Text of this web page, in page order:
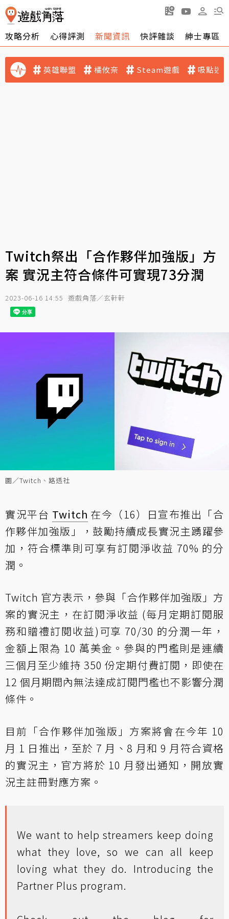
攻略分析 心得評測 新聞資訊 快評雜談 紳士專區
英雄聯盟 橘攸奈 Steam遊戲 吸點迷
Twitch祭出「合作夥伴加強版」方
案 實況主符合條件可實現73分潤
2023-06-16 14:55 遊戲角落／玄軒軒
圖／Twitch、路透社
實況平台 Twitch 在今（16）日宣布推出「合
作夥伴加強版」，鼓勵持續成長實況主踴躍參
加，符合標準則可享有訂閱淨收益 70% 的分
潤。
Twitch 官方表示 ，參與「合作夥伴加強版」方
案的實況主，在訂閱淨收益 (每月定期訂閱服
務和贈禮訂閱收益)可享 70/30 的分潤一年，
金額上限為 10 萬美金。參與的門檻則是連續
三個月至少維持 350 份定期付費訂閱，即使在
12 個月期間內無法達成訂閱門檻也不影響分潤
條件。
目前「合作夥伴加強版」方案將會在今年 10
月 1 日推出，至於 7 月、8 月和 9 月符合資格
的實況主，官方將於 10 月發出通知，開放實
況主註冊對應方案。
We want to help streamers keep doing
what they love, so we can all keep
loving what they do. Introducing the
Partner Plus program.